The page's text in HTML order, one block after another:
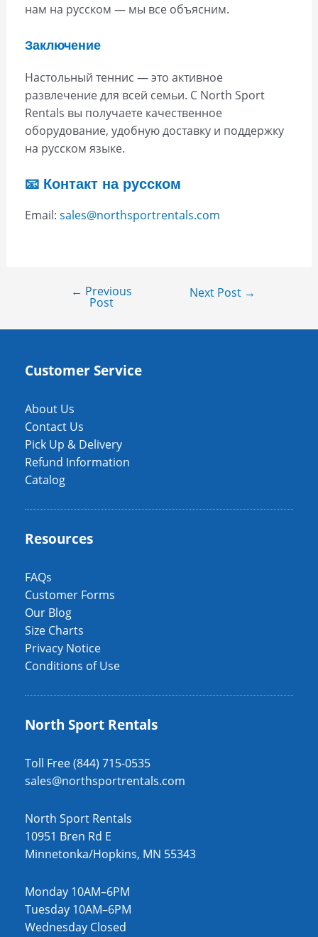
нам на русском — мы все объясним.
Заключение
Настольный теннис — это активное
развлечение для всей семьи. С North Sport
Rentals вы получаете качественное
оборудование, удобную доставку и поддержку
на русском языке.
📧 Контакт на русском
Email: sales@northsportrentals.com
← Previous
Post
Next Post →
Customer Service
About Us
Contact Us
Pick Up & Delivery
Refund Information
Catalog
Resources
FAQs
Customer Forms
Our Blog
Size Charts
Privacy Notice
Conditions of Use
North Sport Rentals
Toll Free (844) 715-0535
sales@northsportrentals.com
North Sport Rentals
10951 Bren Rd E
Minnetonka/Hopkins, MN 55343
Monday 10AM–6PM
Tuesday 10AM–6PM
Wednesday Closed